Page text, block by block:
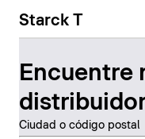
Starck T
Encuentre
Ciudad o código postal